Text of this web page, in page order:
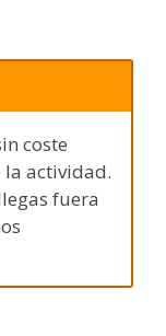
coste
la actividad.
fuera